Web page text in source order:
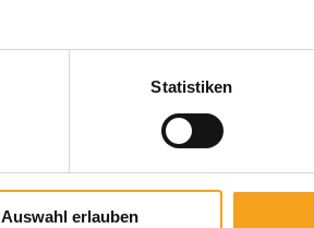
Statistiken
Auswahl erlauben